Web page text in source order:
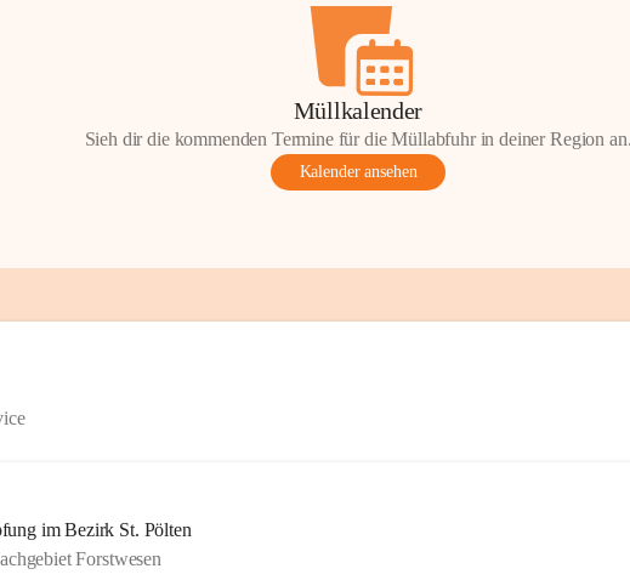
Müllkalender
Sieh dir die kommenden Termine für die Müllabfuhr in deiner Region
Kalender ansehen
im Bezirk St. Pölten
Forstwesen